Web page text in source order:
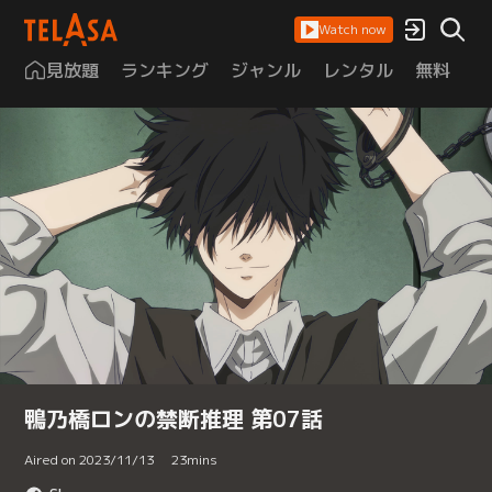
Watch now
見放題 ランキング ジャンル レンタル 無料
鴨乃橋ロンの禁断推理 第07話
Aired on 2023/11/13 23mins